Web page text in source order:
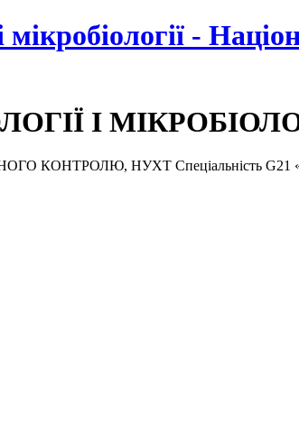
мікробіології -
І
НУХТ Спеціальність G21